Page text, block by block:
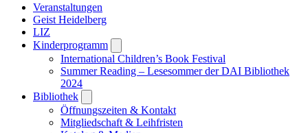
Veranstaltungen
Geist Heidelberg
LIZ
Kinderprogramm
submenu
International Children’s Book Festival
Summer Reading – Lesesommer der DAI Bibliothek
2024
Bibliothek
submenu
Öffnungszeiten & Kontakt
Mitgliedschaft & Leihfristen